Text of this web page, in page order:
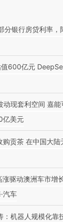
分银行房贷利率，
600亿元
动现套利空间 嘉能
亿美元
购贡茶 在中国大陆
涨驱动澳洲车市增
汽车
机器人规模化靠